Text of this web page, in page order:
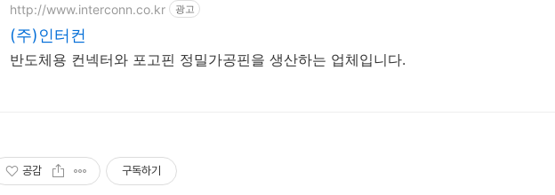
http://www.interconn.co.kr 광고
(주)인터컨
반도체용 컨넥터와 포고핀 정밀가공핀을 생산하는 업체입니다.
공감 구독하기